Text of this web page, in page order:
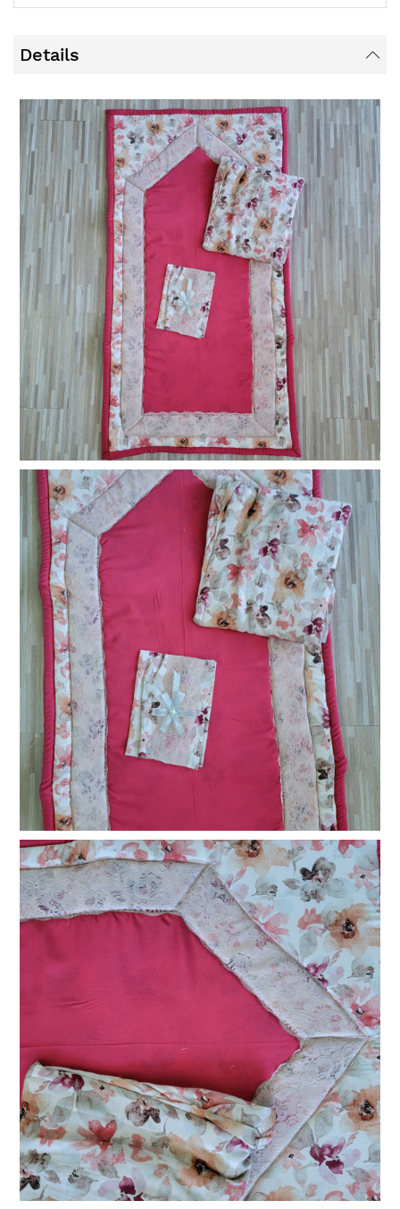
Details